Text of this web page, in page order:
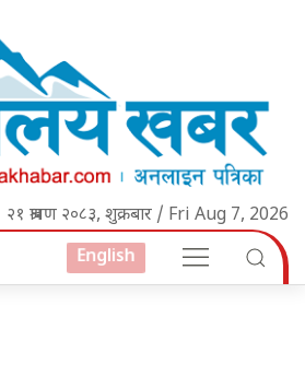
२१ श्रावण २०८३, शुक्रबार / Fri Aug 7, 2026
English